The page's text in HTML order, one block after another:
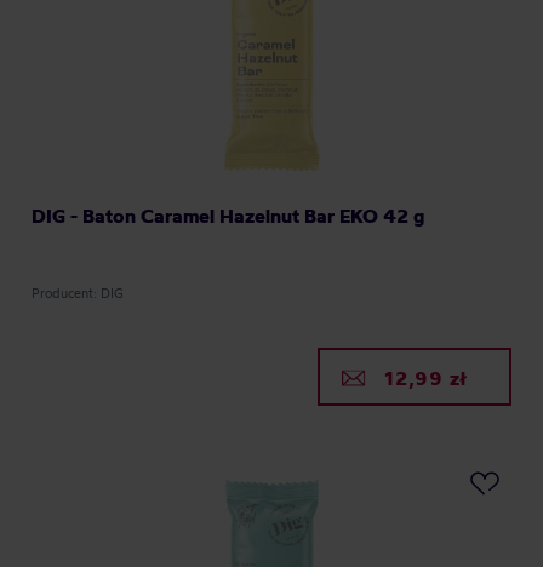
DIG - Baton Caramel Hazelnut Bar EKO 42 g
Producent: DIG
12,99 zł